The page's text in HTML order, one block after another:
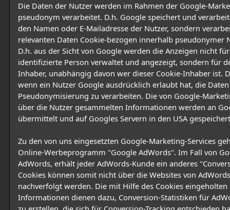
Die Daten der Nutzer werden im Rahmen der Google-
pseudonym verarbeitet. D.h. Google speichert und
den Namen oder E-Mailadresse der Nutzer, sondern
relevanten Daten Cookie-bezogen innerhalb pseudonymer
D.h. aus der Sicht von Google werden die Anzeigen nicht
identifizierte Person verwaltet und angezeigt, sondern für
Inhaber, unabhängig davon wer dieser Cookie-Inhaber ist.
wenn ein Nutzer Google ausdrücklich erlaubt hat, die
Pseudonymisierung zu verarbeiten. Die von Google-
über die Nutzer gesammelten Informationen werden an
übermittelt und auf Googles Servern in den USA
Zu den von uns eingesetzten Google-Marketing-Services
Online-Werbeprogramm "Google AdWords". Im Fall von
AdWords, erhält jeder AdWords-Kunde ein anderes
Cookies können somit nicht über die Websites von
nachverfolgt werden. Die mit Hilfe des Cookies eingeholten
Informationen dienen dazu, Conversion-Statistiken für